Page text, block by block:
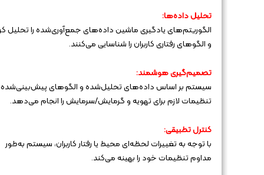
تحلیل داده‌ها:
الگوریتم‌های یادگیری ماشین داده‌های جمع‌آوری‌شده را تحلیل
و الگوهای رفتاری کاربران را شناسایی می‌کنند.
تصمیم‌گیری هوشمند:
سیستم بر اساس داده‌های تحلیل‌شده و الگوهای
تنظیمات لازم برای تهویه و گرمایش/سرمایش را انجام می‌دهد.
کنترل تطبیقی:
با توجه به تغییرات لحظه‌ای محیط یا رفتار کاربران، سیستم به‌طور
مداوم تنظیمات خود را بهینه می‌کند.